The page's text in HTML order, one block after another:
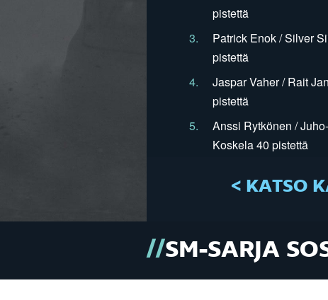
pistettä
3.
Patrick Enok / Silver
pistettä
4.
Jaspar Vaher / Rait
pistettä
5.
Anssi Rytkönen /
Koskela 40 pistettä
< KATSO
SM-SARJA